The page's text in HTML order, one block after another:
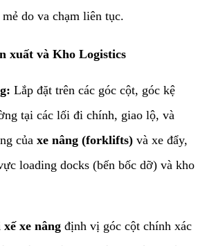
do va chạm liên tục.
xuất và Kho Logistics
Lắp đặt trên các góc cột, góc kệ
tại các lối đi chính, giao lộ, và
của xe nâng (forklifts) và xe đẩy,
loading docks (bến bốc dỡ) và kho
xế xe nâng định vị góc cột chính xác